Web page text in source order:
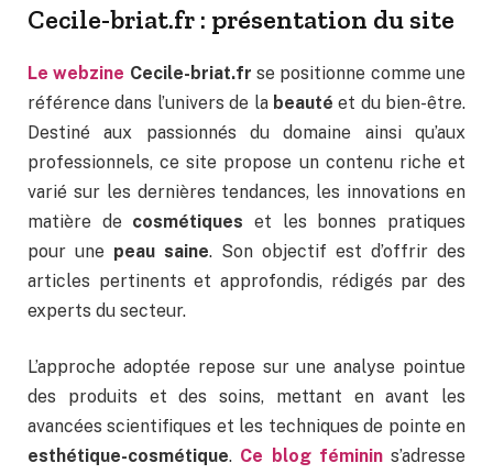
Cecile-briat.fr : présentation du site
Le webzine Cecile-briat.fr se positionne comme une
référence dans l’univers de la beauté et du bien-être.
Destiné aux passionnés du domaine ainsi qu’aux
professionnels, ce site propose un contenu riche et
varié sur les dernières tendances, les innovations en
matière de cosmétiques et les bonnes pratiques
pour une peau saine. Son objectif est d’offrir des
articles pertinents et approfondis, rédigés par des
experts du secteur.
L’approche adoptée repose sur une analyse pointue
des produits et des soins, mettant en avant les
avancées scientifiques et les techniques de pointe en
esthétique-cosmétique. Ce blog féminins’adresse